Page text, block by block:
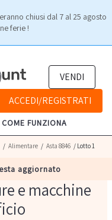
chiusi dal 7 al 25 agosto
ferie !
VENDI
ACCEDI/REGISTRATI
COME FUNZIONA
resta aggiornato
/ Alimentare / Asta 8846 / Lotto 1
e macchine